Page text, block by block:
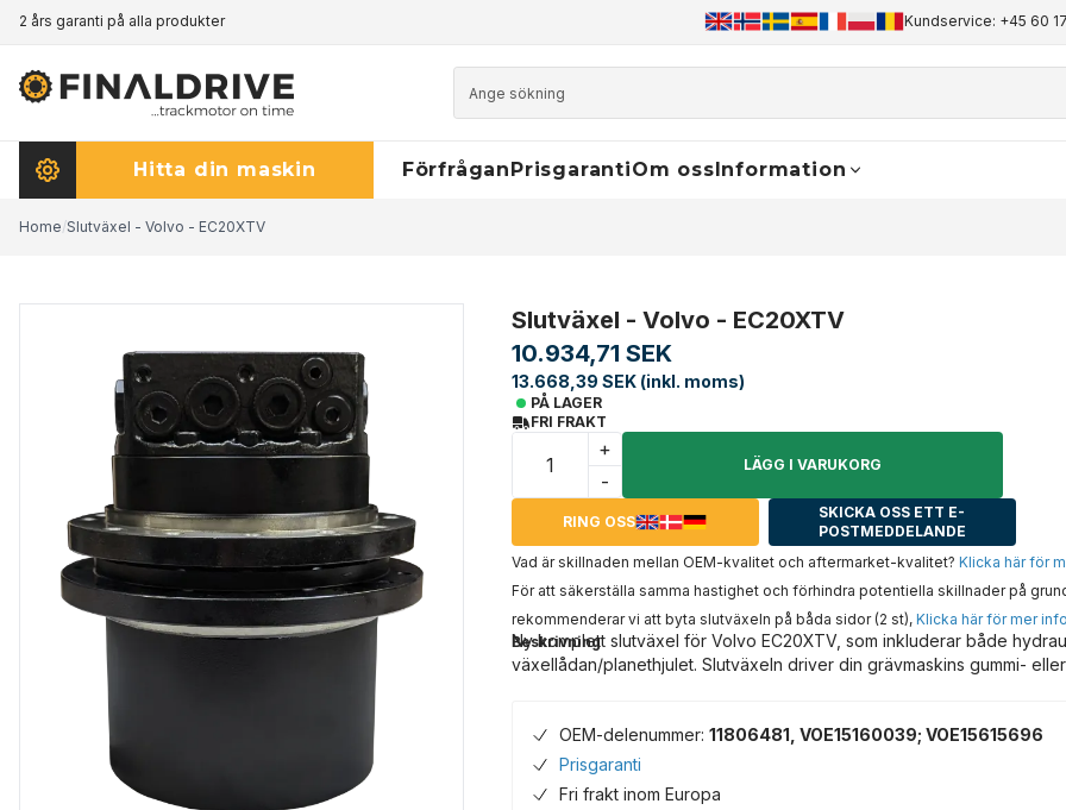
2 års garanti på alla produkterPrismatch - klicka här för att läsa mer +45 60 17 81 50 info@finaldrive-trackmotors.com WhatsApp
Kundservice: +45 60
Hitta din maskin FörfråganPrisgarantiOm ossInformation
Home/Slutväxel - Volvo - EC20XTV
Slutväxel - Volvo - EC20XTV
10.934,71 SEK
13.668,39 SEK (inkl. moms)
PÅ LAGER
FRI FRAKT
+
-
LÄGG I VARUKORG
RING OSS
SKICKA OSS ETT E-
POSTMEDDELANDE
Vad är skillnaden mellan OEM-kvalitet och aftermarket-kvalitet? Klicka här för
För att säkerställa samma hastighet och förhindra potentiella skillnader på
rekommenderar vi att byta slutväxeln på båda sidor (2 st), Klicka här för mer
Beskrivning
Ny komplett slutväxel för Volvo EC20XTV, som inkluderar både
växellådan/planethjulet. Slutväxeln driver din grävmaskins gummi-
OEM-delenummer: 11806481, VOE15160039; VOE15615696
Prisgaranti
Fri frakt inom Europa